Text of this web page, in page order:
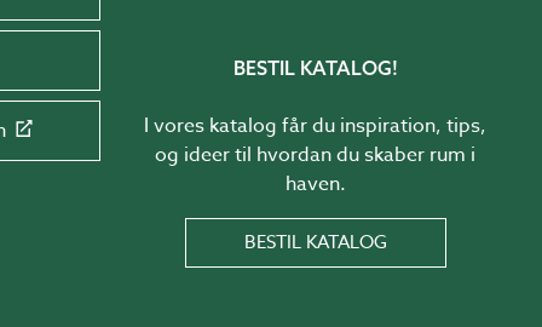
BESTIL KATALOG!
I vores katalog får du inspiration, tips,
og ideer til hvordan du skaber rum i
haven.
BESTIL KATALOG